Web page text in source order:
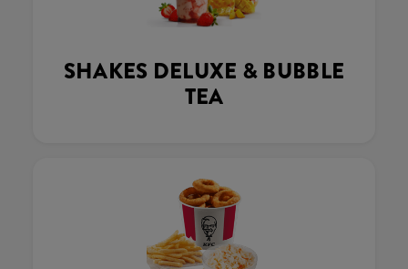
SHAKES DELUXE & BUBBLE
TEA